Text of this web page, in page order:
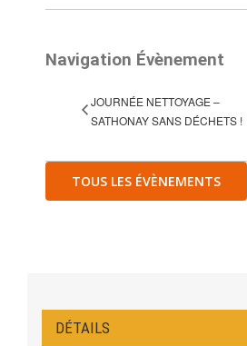
Navigation Évènement
JOURNÉE NETTOYAGE –
SATHONAY SANS DÉCHETS !
TOUS LES ÉVÈNEMENTS
DÉTAILS